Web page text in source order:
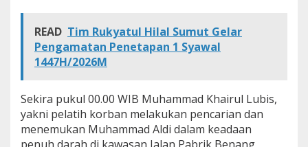
B
e
r
n
d
a
k
READ Tim Rukyatul Hilal Sumut Gelar
Pengamatan Penetapan 1 Syawal
1447H/2026M
Sekira pukul 00.00 WIB Muhammad Khairul Lubis,
yakni pelatih korban melakukan pencarian dan
menemukan Muhammad Aldi dalam keadaan
penuh darah di kawasan Jalan Pabrik Benang,